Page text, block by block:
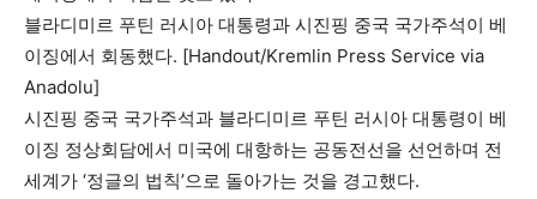
블라디미르 푸틴 러시아 대통령과 시진핑 중국 국가주석이 베
이징에서 회동했다. [Handout/Kremlin Press Service via
Anadolu]
시진핑 중국 국가주석과 블라디미르 푸틴 러시아 대통령이 베
이징 정상회담에서 미국에 대항하는 공동전선을 선언하며 전
세계가 ‘정글의 법칙’으로 돌아가는 것을 경고했다.